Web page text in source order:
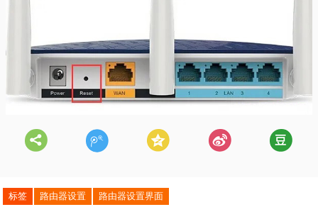
标签 路由器设置 路由器设置界面